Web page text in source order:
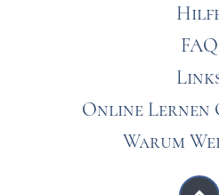
FAQ
Online Lernen
Warum